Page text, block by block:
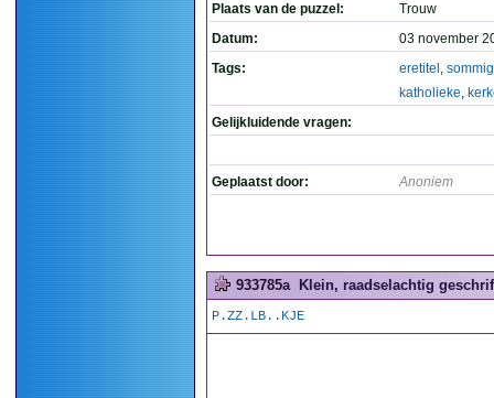
Plaats van de puzzel:
Trouw
Datum:
03 november
Tags:
eretitel ,
katholieke,
Gelijkluidende vragen:
Geplaatst door: Anoniem
933785a Klein, raadselachtig
P.ZZ.LB..KJE